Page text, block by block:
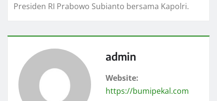
Presiden RI Prabowo Subianto bersama Kapolri.
admin
Website:
https://bumipekal.com